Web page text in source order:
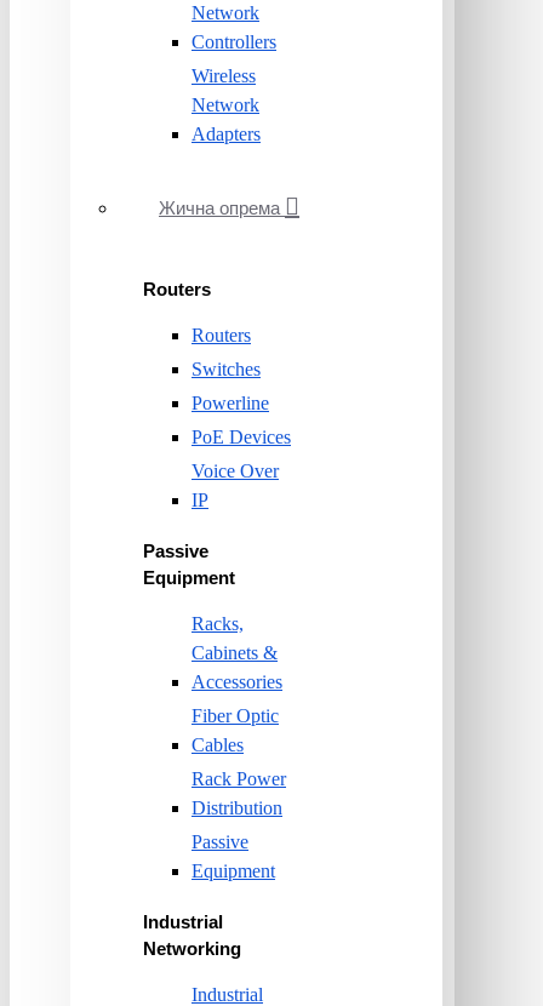
Network
Controllers
Wireless
Network
Adapters
Жична опрема
Routers
Routers
Switches
Powerline
PoE Devices
Voice Over
IP
Passive
Equipment
Racks,
Cabinets &
Accessories
Fiber Optic
Cables
Rack Power
Distribution
Passive
Equipment
Industrial
Networking
Industrial